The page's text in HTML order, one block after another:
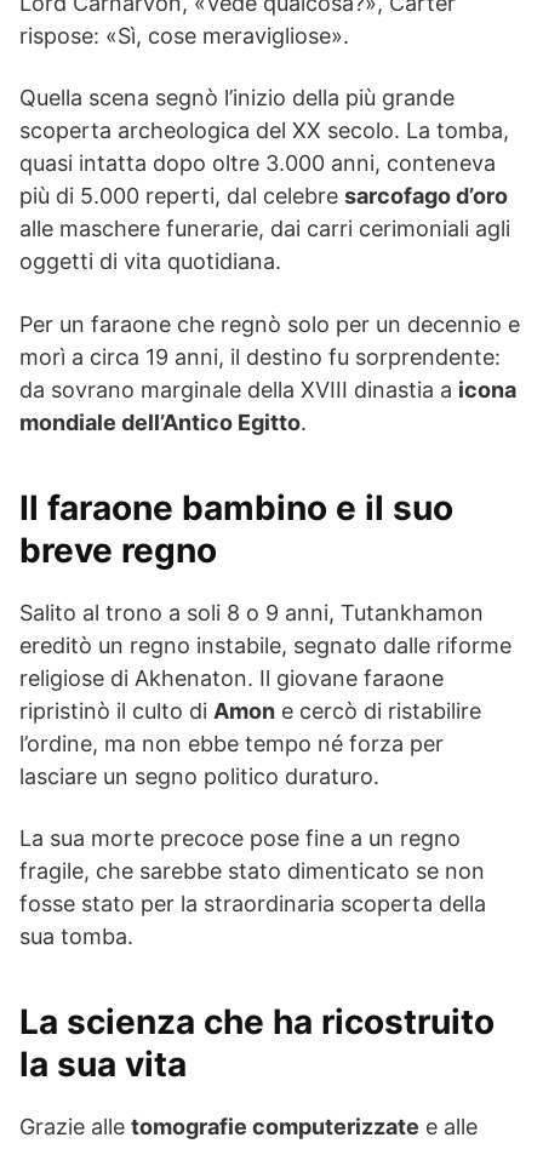
rispose: «Sì, cose meravigliose».
Quella scena segnò l’inizio della più grande
scoperta archeologica del XX secolo. La tomba,
quasi intatta dopo oltre 3.000 anni, conteneva
più di 5.000 reperti, dal celebre sarcofago d’oro
alle maschere funerarie, dai carri cerimoniali agli
oggetti di vita quotidiana.
Per un faraone che regnò solo per un decennio e
morì a circa 19 anni, il destino fu sorprendente:
da sovrano marginale della XVIII dinastia a icona
mondiale dell’Antico Egitto.
Il faraone bambino e il suo
breve regno
Salito al trono a soli 8 o 9 anni, Tutankhamon
ereditò un regno instabile, segnato dalle riforme
religiose di Akhenaton. Il giovane faraone
ripristinò il culto di Amon e cercò di ristabilire
l’ordine, ma non ebbe tempo né forza per
lasciare un segno politico duraturo.
La sua morte precoce pose fine a un regno
fragile, che sarebbe stato dimenticato se non
fosse stato per la straordinaria scoperta della
sua tomba.
La scienza che ha ricostruito
la sua vita
Grazie alle tomografie computerizzate e alle